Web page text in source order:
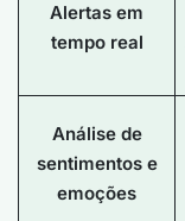
Alertas em
tempo real
Análise de
sentimentos e
emoções